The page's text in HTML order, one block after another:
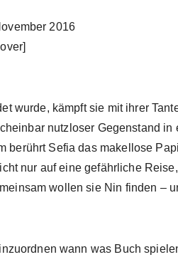
2016
wurde, kämpft sie mit ihrer
nutzloser Gegenstand
berührt Sefia das makellose
nur auf eine gefährliche
wollen sie Nin finden –
wann was Buch